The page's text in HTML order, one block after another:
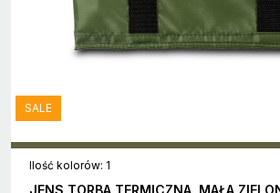
SALE
Ilość kolorów: 1